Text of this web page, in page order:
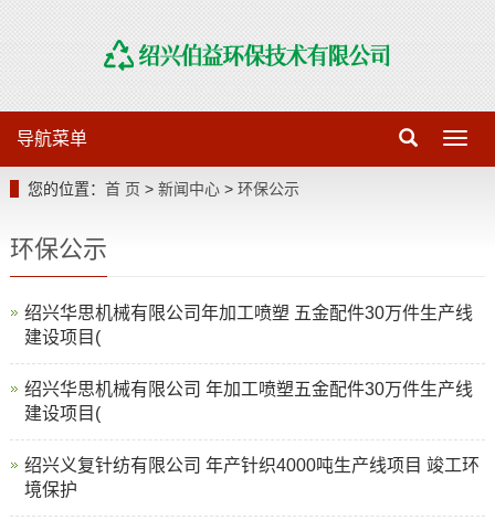
导
导航菜单
您的位置： 首 页 > 新闻中心 > 环保公示
环保公示
绍兴华思机械有限公司年加工喷塑 五金配件30万件生产线
建设项目(
绍兴华思机械有限公司 年加工喷塑五金配件30万件生产线
建设项目(
绍兴义复针纺有限公司 年产针织4000吨生产线项目 竣工环
境保护